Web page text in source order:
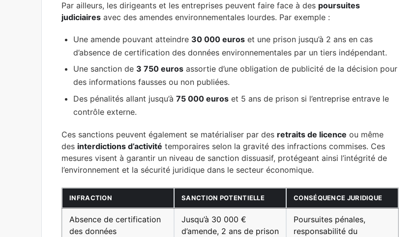
Par ailleurs, les dirigeants et les entreprises peuvent faire face à des poursuites
judiciaires avec des amendes environnementales lourdes. Par exemple :
Une amende pouvant atteindre 30 000 euros et une prison jusqu’à 2 ans en cas
d’absence de certification des données environnementales par un tiers indépendant.
Une sanction de 3 750 euros assortie d’une obligation de publicité de la décision pour
des informations fausses ou non publiées.
Des pénalités allant jusqu’à 75 000 euros et 5 ans de prison si l’entreprise entrave le
contrôle externe.
Ces sanctions peuvent également se matérialiser par des retraits de licence ou même
des interdictions d’activité temporaires selon la gravité des infractions commises. Ces
mesures visent à garantir un niveau de sanction dissuasif, protégeant ainsi l’intégrité de
l’environnement et la sécurité juridique dans le secteur économique.
INFRACTION SANCTION POTENTIELLE CONSÉQUENCE JURIDIQUE
Absence de certification
des données
Jusqu’à 30 000 €
d’amende, 2 ans de prison
Poursuites pénales,
responsabilité du